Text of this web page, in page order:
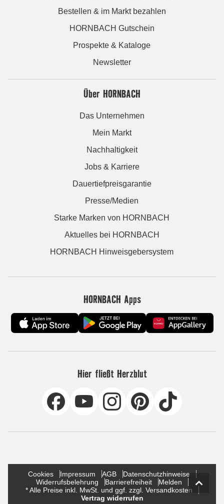
Bestellen & im Markt bezahlen
HORNBACH Gutschein
Prospekte & Kataloge
Newsletter
Über HORNBACH
Das Unternehmen
Mein Markt
Nachhaltigkeit
Jobs & Karriere
Dauertiefpreisgarantie
Presse/Medien
Starke Marken von HORNBACH
Aktuelles bei HORNBACH
HORNBACH Hinweisgebersystem
HORNBACH Apps
Hier fließt Herzblut
Cookies Impressum AGB
Datenschutzhinweise
Widerrufsbelehrung
Barrierefreiheit
Melden
* Alle Preise inkl. MwSt. und ggf. zzgl. Versandkosten
Vertrag widerrufen